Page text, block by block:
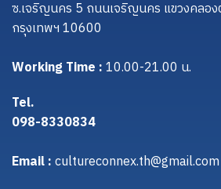
ซ.เจริญนคร 5 ถนนเจริญนคร แขวงคลอง
กรุงเทพฯ 10600
Working Time :10.00-21.00 น.
Tel.
098-8330834
Email :cultureconnex.th@gmail.com